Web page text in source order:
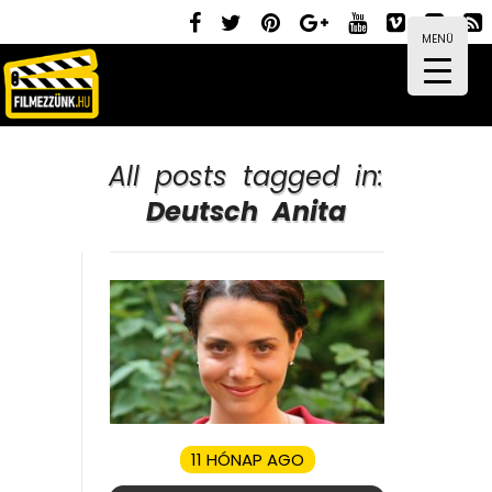
MENÜ
All posts tagged in:
Deutsch Anita
11 HÓNAP AGO